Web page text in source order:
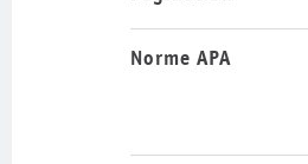
Norme APA